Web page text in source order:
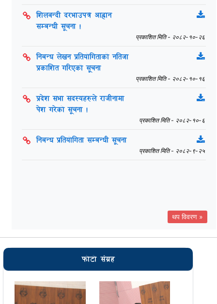
शिलवन्दी दरभाउपत्र आह्वान
सम्बन्धी सूचना !
प्रकाशित मिति - २०८२-१०-२६
निबन्ध लेखन प्रतियोगिताको नतिजा
प्रकाशित गरिएको सूचना
प्रकाशित मिति - २०८२-१०-१६
प्रदेश सभा सदस्यहरुले राजीनामा
पेश गरेको सूचना !
प्रकाशित मिति - २०८२-१०-६
निबन्ध प्रतियोगिता सम्बन्धी सूचना
प्रकाशित मिति - २०८२-९-२५
थप विवरण »
फोटो संग्रह